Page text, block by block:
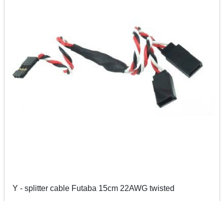
Y - splitter cable Futaba 15cm 22AWG twisted